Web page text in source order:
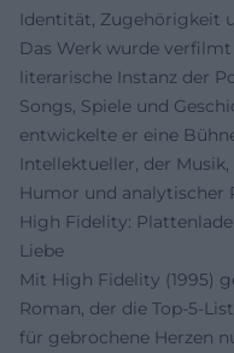
Identität, Zugehörigkeit
Das Werk wurde
literarische Instanz der
Songs, Spiele und
entwickelte er eine
Intellektueller, der
Humor und analytischer
High Fidelity:
Liebe
Mit High Fidelity (1995)
Roman, der die Top-5-
für gebrochene Herzen